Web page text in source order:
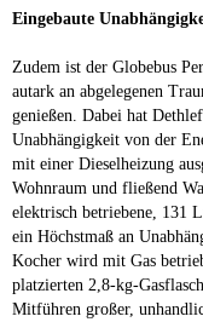
Eingebaute
Zudem ist der Globebus
autark an abgelegenen
genießen. Dabei hat
Unabhängigkeit von der
mit einer Dieselheizung
Wohnraum und fließend
elektrisch betriebene, 131
ein Höchstmaß an
Kocher wird mit Gas
platzierten 2,8-kg-
Mitführen großer,